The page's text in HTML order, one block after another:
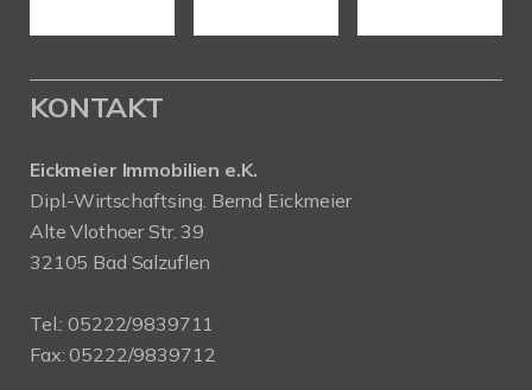
KONTAKT
Eickmeier Immobilien e.K.
Dipl.-Wirtschaftsing. Bernd Eickmeier
Alte Vlothoer Str. 39
32105 Bad Salzuflen
Tel.:05222/9839711
Fax: 05222/9839712